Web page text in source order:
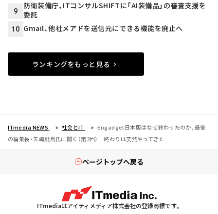
9
防衛装備庁、ITコンサルSHIFTに「AI装備品」の審査支援を
委託
10 Gmail、他社メアドを送信元にできる機能を廃止へ
ランキングをもっと見る
ITmedia NEWS 社会とIT
Engadget日本版はなぜ終わったのか、最後
の編集長・矢崎飛鳥氏に聞く（第2回） 終わりは突然やってきた
ページトップへ戻る
ITmediaはアイティメディア株式会社の登録商標です。